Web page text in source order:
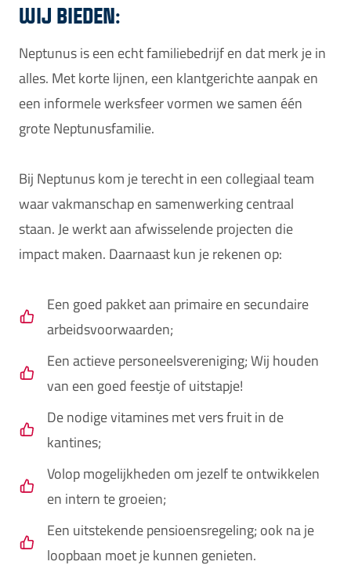
WIJ BIEDEN:
Neptunus is een echt familiebedrijf en dat merk je in
alles. Met korte lijnen, een klantgerichte aanpak en
een informele werksfeer vormen we samen één
grote Neptunusfamilie.
Bij Neptunus kom je terecht in een collegiaal team
waar vakmanschap en samenwerking centraal
staan. Je werkt aan afwisselende projecten die
impact maken. Daarnaast kun je rekenen op:
Een goed pakket aan primaire en secundaire
arbeidsvoorwaarden;
Een actieve personeelsvereniging; Wij houden
van een goed feestje of uitstapje!
De nodige vitamines met vers fruit in de
kantines;
Volop mogelijkheden om jezelf te ontwikkelen
en intern te groeien;
Een uitstekende pensioensregeling; ook na je
loopbaan moet je kunnen genieten.